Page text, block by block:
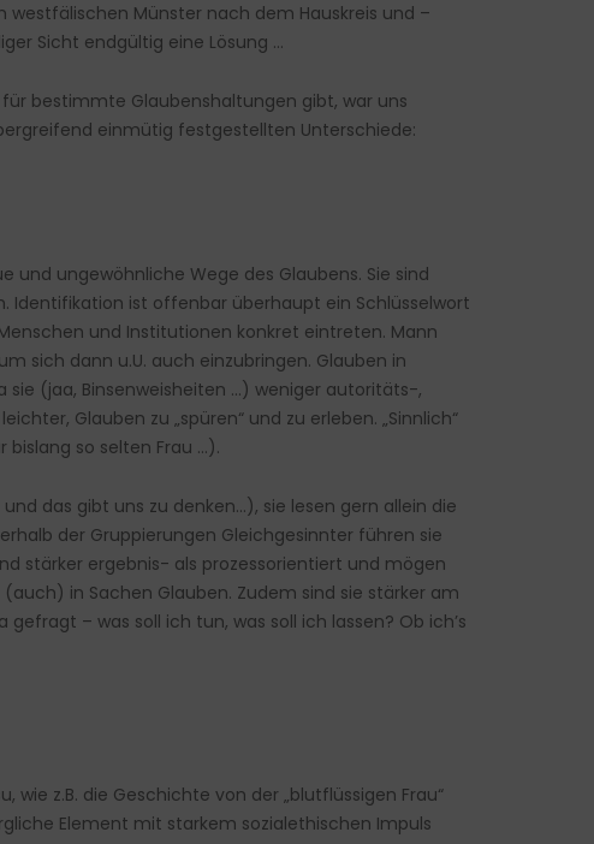
Münster nach dem Hauskreis und –
Sicht endgültig eine Lösung …
bestimmte Glaubenshaltungen gibt, war uns
einmütig festgestellten Unterschiede:
und ungewöhnliche Wege des Glaubens. Sie sind
Identifikation ist offenbar überhaupt ein Schlüsselwort
und Institutionen konkret eintreten. Mann
sich dann u.U. auch einzubringen. Glauben in
(jaa, Binsenweisheiten …) weniger autoritäts-,
Glauben zu „spüren“ und zu erleben. „Sinnlich“
so selten Frau …).
das gibt uns zu denken…), sie lesen gern allein die
der Gruppierungen Gleichgesinnter führen sie
stärker ergebnis- als prozessorientiert und mögen
in Sachen Glauben. Zudem sind sie stärker am
– was soll ich tun, was soll ich lassen? Ob ich’s
z.B. die Geschichte von der „blutflüssigen Frau“
Element mit starkem sozialethischen Impuls